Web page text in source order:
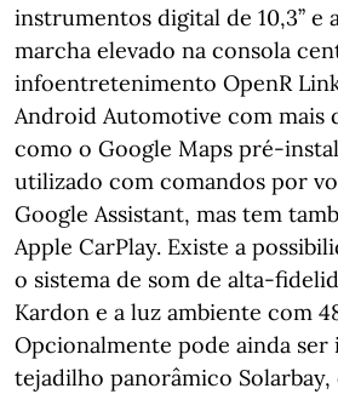
instrumentos digital de 10,3’’ e
marcha elevado na consola
infoentretenimento OpenR
Android Automotive com mais
como o Google Maps pré-
utilizado com comandos por
Google Assistant, mas tem
Apple CarPlay. Existe a
o sistema de som de alta-
Kardon e a luz ambiente com
Opcionalmente pode ainda ser
tejadilho panorâmico